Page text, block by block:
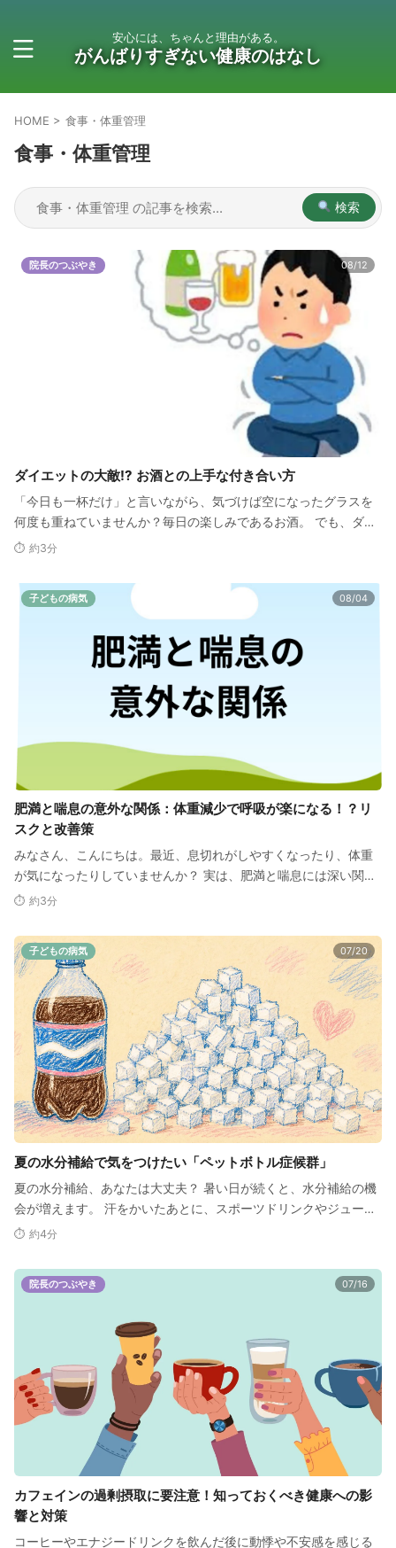
安心には、ちゃんと理由がある。
がんばりすぎない健康のはなし
HOME > 食事・体重管理
食事・体重管理
検索
院長のつぶやき 08/12
ダイエットの大敵!? お酒との上手な付き合い方
「今日も一杯だけ」と言いながら、気づけば空になったグラスを
何度も重ねていませんか？毎日の楽しみであるお酒。 でも、ダイ
エットを始めたら「禁酒…
⏱ 約3分
子どもの病気 08/04
肥満と喘息の意外な関係：体重減少で呼吸が楽になる！？リ
スクと改善策
みなさん、こんにちは。最近、息切れがしやすくなったり、体重
が気になったりしていませんか？ 実は、肥満と喘息には深い関係
があるんです。 「えっ…
⏱ 約3分
子どもの病気 07/20
夏の水分補給で気をつけたい「ペットボトル症候群」
夏の水分補給、あなたは大丈夫？ 暑い日が続くと、水分補給の機
会が増えます。 汗をかいたあとに、スポーツドリンクやジュース
を飲む方も多いと思い…
⏱ 約4分
院長のつぶやき 07/16
カフェインの過剰摂取に要注意！知っておくべき健康への影
響と対策
コーヒーやエナジードリンクを飲んだ後に動悸や不安感を感じる